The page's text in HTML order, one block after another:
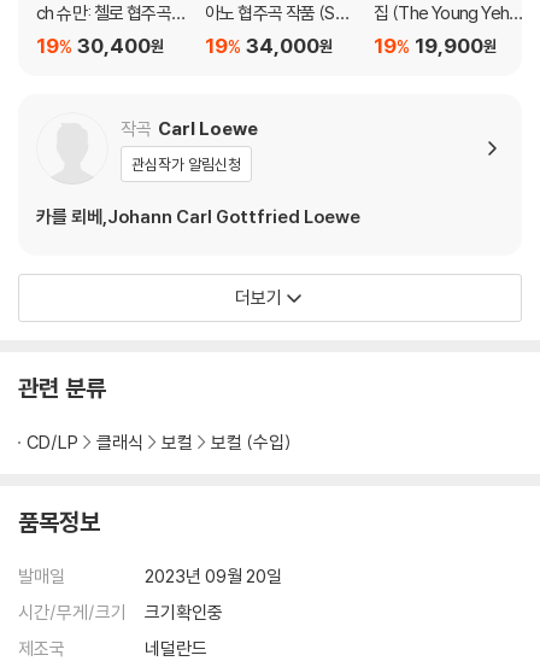
ch 슈만: 첼로 협주곡 /
블로흐: 슐로모 (Schu
30,400원
19%
아노 협주곡 작품 (Sch
umann: Piano conce
34,000원
19%
집 (The Young Yehu
di Menuhin)
19,900원
19%
작곡 Carl Loewe
관심작가 알림신청
카를 뢰베,Johann Carl Gottfried Loewe
더보기
관련 분류
CD/LP 클래식 보컬 보컬 (수입)
품목정보
발매일
2023년 09월 20일
시간/무게/크기
크기확인중
제조국
네덜란드